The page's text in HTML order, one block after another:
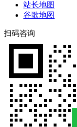
站长地图
谷歌地图
扫码咨询